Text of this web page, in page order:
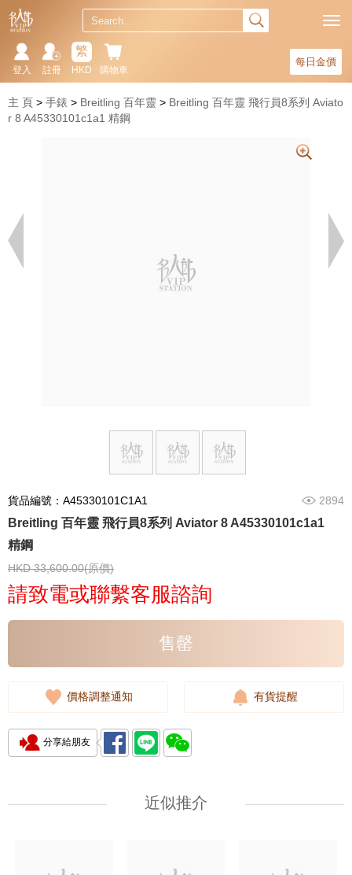
每日金價
購物車
繁
HKD
註冊
登入
主 頁 手錶 Breitling 百年靈
Breitling 百年靈 飛行員8系列 Aviato
r 8 A45330101c1a1 精鋼
貨品編號：A45330101C1A1 2894
Breitling 百年靈 飛行員8系列 Aviator 8 A45330101c1a1
精鋼
HKD 33,600.00(原價)
請致電或聯繫客服諮詢
售罄
價格調整通知 有貨提醒
分享給朋友
近似推介